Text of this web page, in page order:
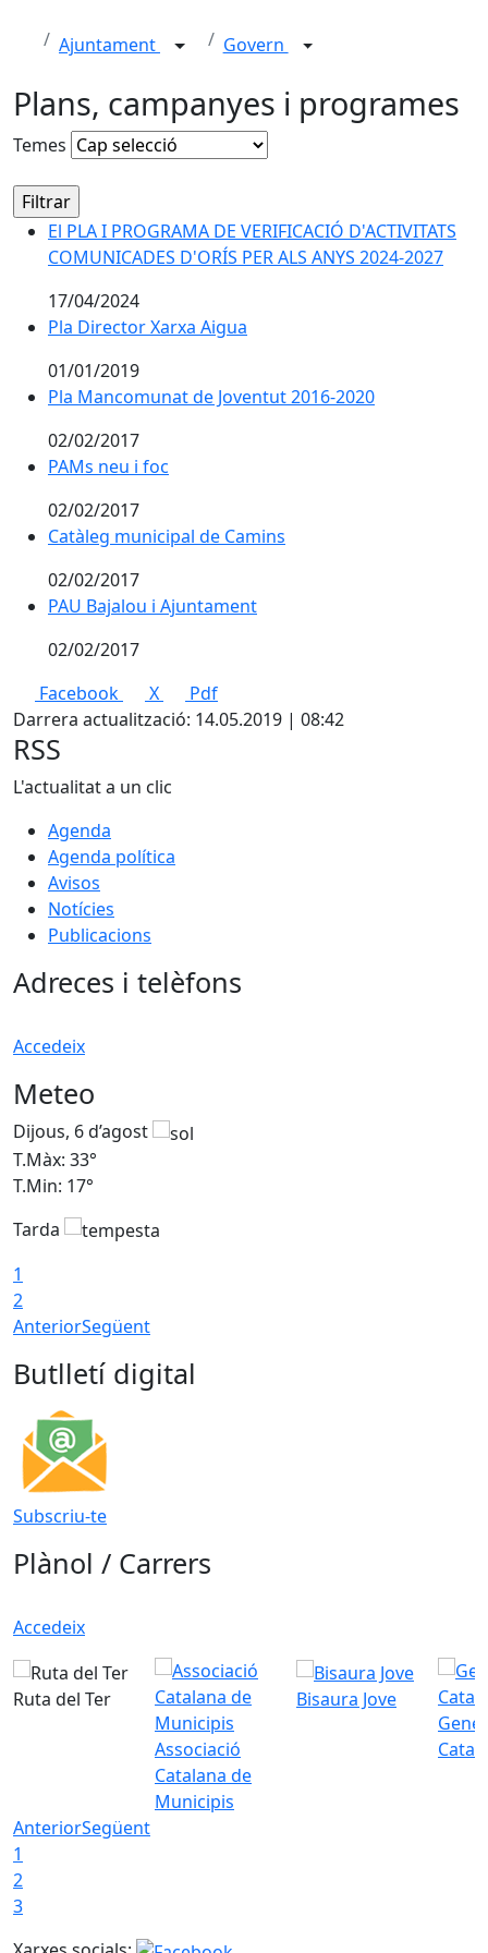
Ajuntament Govern
Plans, campanyes i programes
Temes
El PLA I PROGRAMA DE VERIFICACIÓ D'ACTIVITATS
COMUNICADES D'ORÍS PER ALS ANYS 2024-2027
17/04/2024
Pla Director Xarxa Aigua
01/01/2019
Pla Mancomunat de Joventut 2016-2020
02/02/2017
PAMs neu i foc
02/02/2017
Catàleg municipal de Camins
02/02/2017
PAU Bajalou i Ajuntament
02/02/2017
Facebook
X
Pdf
Darrera actualització: 14.05.2019 | 08:42
RSS
L'actualitat a un clic
Agenda
Agenda política
Avisos
Notícies
Publicacions
Adreces i telèfons
Accedeix
Meteo
Dijous, 6 d’agost
T.Màx: 33°
T.Min: 17°
Tarda
1
2
AnteriorSegüent
Butlletí digital
Subscriu-te
Plànol / Carrers
Accedeix
Ruta del Ter
Associació
Catalana de
Municipis
Bisaura Jove
AnteriorSegüent
1
2
3